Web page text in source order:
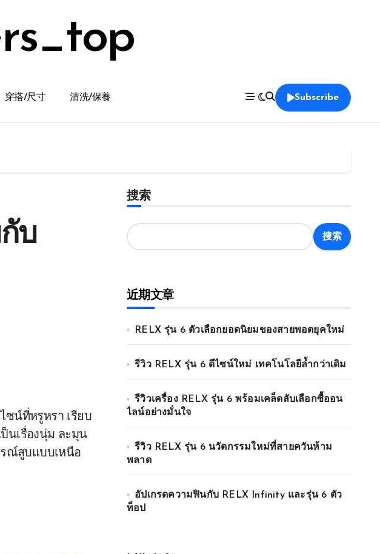
穿搭/尺寸 清洗/保養 Subscribe
บ
ซน์ที่หรูหรา เรียบ
นเรื่องนุ่ม ละมุน
รณ์สูบแบบเหนือ
搜索
搜索
近期文章
RELX รุ่น 6 ตัวเลือกยอดนิยมของสายพอตยุคใหม่
รีวิว RELX รุ่น 6 ดีไซน์ใหม่ เทคโนโลยีล้ำกว่าเดิม
รีวิวเครื่อง RELX รุ่น 6 พร้อมเคล็ดลับเลือกซื้ออน
ไลน์อย่างมั่นใจ
รีวิว RELX รุ่น 6 นวัตกรรมใหม่ที่สายควันห้าม
พลาด
อัปเกรดความฟินกับ RELX Infinity และรุ่น 6 ตัว
ท็อป